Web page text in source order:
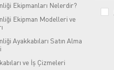
Ekipmanları Nelerdir?
Ekipman Modelleri ve
Ayakkabıları Satın Alma
ve İş Çizmeleri